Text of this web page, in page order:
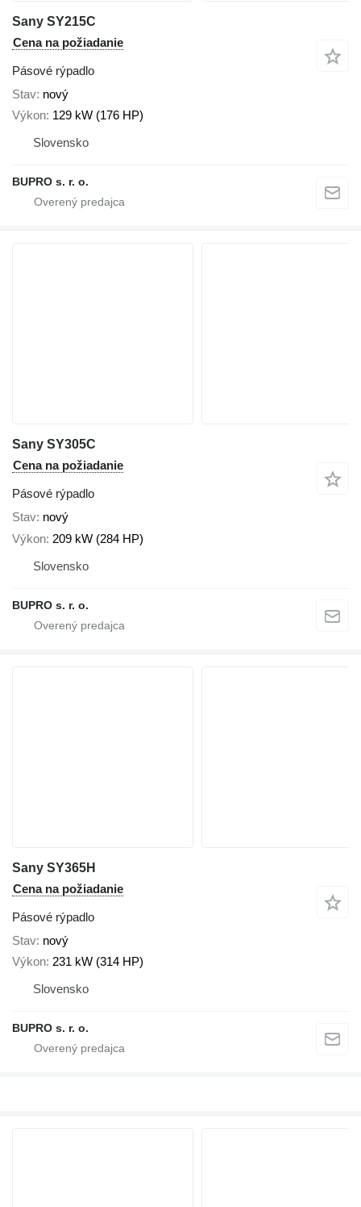
Sany SY215C
Cena na požiadanie
Pásové rýpadlo
Stav nový
Výkon 129 kW (176 HP)
Slovensko
BUPRO s. r. o.
Sany SY305C
Cena na požiadanie
Pásové rýpadlo
Stav nový
Výkon 209 kW (284 HP)
Slovensko
BUPRO s. r. o.
Sany SY365H
Cena na požiadanie
Pásové rýpadlo
Stav nový
Výkon 231 kW (314 HP)
Slovensko
BUPRO s. r. o.